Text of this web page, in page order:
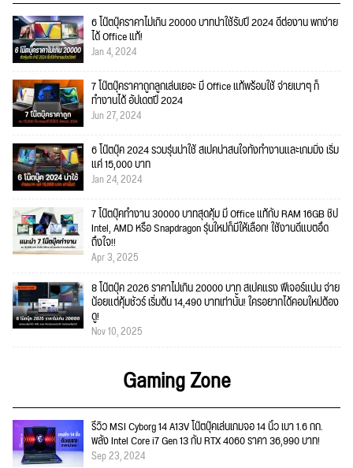
6 โน๊ตบุ๊คราคาไม่เกิน 20000 บาทน่าใช้รับปี 2024 ดีต่องาน พกง่าย
ได้ Office แท้!
Jan 4, 2024
7 โน๊ตบุ๊คราคาถูกลูกเล่นเยอะ มี Office แท้พร้อมใช้ จ่ายเบาๆ ก็
ทำงานได้ อัปเดตปี 2024
Jun 27, 2024
6 โน๊ตบุ๊ค 2024 รวมรุ่นน่าใช้ สเปคน่าสนใจทั้งทำงานและเกมมิ่ง เริ่ม
แค่ 15,000 บาท
Jan 24, 2024
7 โน๊ตบุ๊คทำงาน 30000 บาทสุดคุ้ม มี Office แท้กับ RAM 16GB ชิป
Intel, AMD หรือ Snapdragon รุ่นใหม่ก็มีให้เลือก! ใช้งานดีแบตอึด
ถึงใจ!!
Apr 3, 2025
8 โน๊ตบุ๊ค 2026 ราคาไม่เกิน 20000 บาท สเปคแรง ฟีเจอร์แน่น จ่าย
น้อยแต่คุ้มชัวร์ เริ่มต้น 14,490 บาทเท่านั้น! ใครอยากได้คอมใหม่ต้อง
ดู!
Nov 10, 2025
Gaming Zone
รีวิว MSI Cyborg 14 A13V โน๊ตบุ๊คเล่นเกมจอ 14 นิ้ว เบา 1.6 กก.
พลัง Intel Core i7 Gen 13 กับ RTX 4060 ราคา 36,990 บาท!
Sep 23, 2024